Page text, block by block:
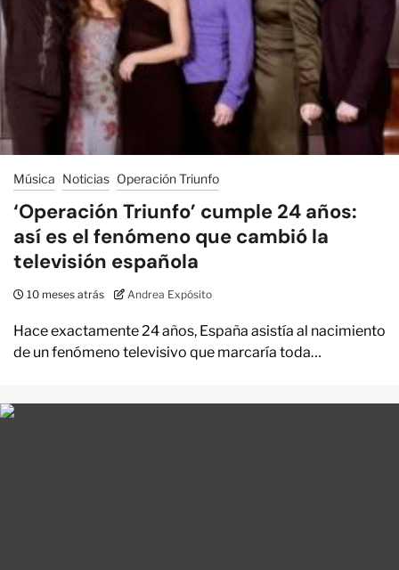
Música Noticias Operación Triunfo
‘Operación Triunfo’ cumple 24 años:
así es el fenómeno que cambió la
televisión española
10 meses atrás Andrea Expósito
Hace exactamente 24 años, España asistía al nacimiento
de un fenómeno televisivo que marcaría toda…